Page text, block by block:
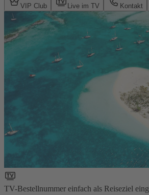
VIP Club Live im TV Kontakt
TV-Bestellnummer einfach als Reiseziel